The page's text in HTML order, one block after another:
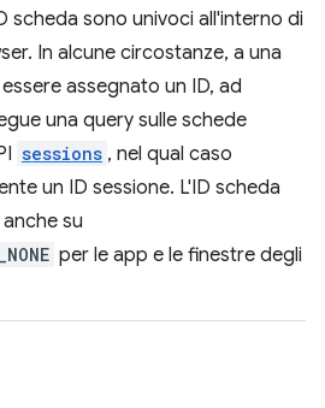
scheda sono univoci all'interno di
In alcune circostanze, a una
assegnato un ID, ad
una query sulle schede
sessions , nel qual caso
un ID sessione. L'ID scheda
su
per le app e le finestre degli